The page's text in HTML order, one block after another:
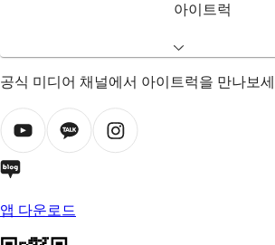
아이트럭
공식 미디어 채널에서 아이트럭을 만나보
앱 다운로드